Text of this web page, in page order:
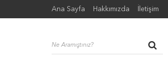
Ana Sayfa Hakkımızda İletişim